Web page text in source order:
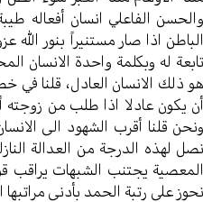
والحسن الفاعلي انسان أفعاله
الباطن اذا صار مستنيراً بنور
تابعة له وبكلمة واحدة الانسان
هو ذلك الانسان العادل، قلنا في
أن يكون عادلا اذا طلب من زوجته
ونحن قلنا أقرب الشهود الى
نصل لهذه الدرجة من العدالة
المعصية يجتنب الشبهات يراقب
نحوز على رتبة الحمد بأدنى